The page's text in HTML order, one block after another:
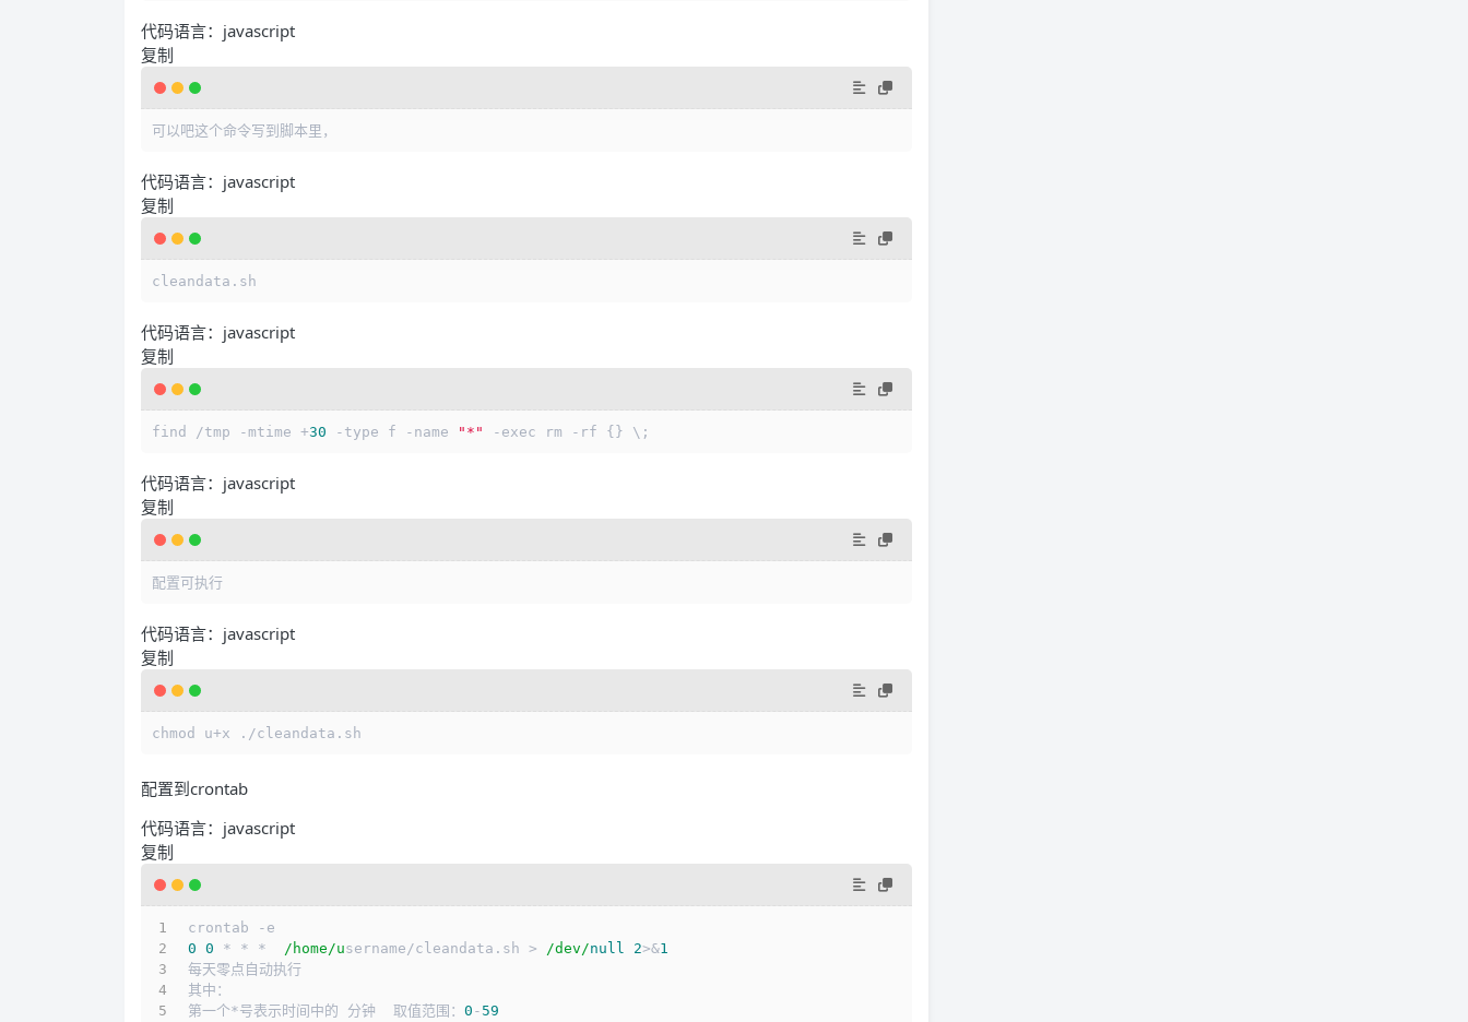
代码语言： javascript
复制
可以吧这个命令写到脚本里，
代码语言： javascript
复制
cleandata. sh
代码语言： javascript
复制
find /tmp -mtime +30 -type f -name "*" -exec rm -rf {} \;
代码语言： javascript
复制
配置可执行
代码语言： javascript
复制
chmod u+x ./cleandata. sh
配置到crontab
代码语言： javascript
复制
crontab -e
0 0 * * * /home/username/cleandata. sh > /dev/null 2>&1
每天零点自动执行
其中：
第一个*号表示时间中的 分钟  取值范围： 0 - 59